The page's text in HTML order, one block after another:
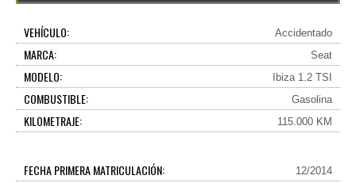
VEHÍCULO: Accidentado
MARCA: Seat
MODELO: Ibiza 1.2 TSI
COMBUSTIBLE: Gasolina
KILOMETRAJE: 115.000 KM
FECHA PRIMERA MATRICULACIÓN: 12/2014